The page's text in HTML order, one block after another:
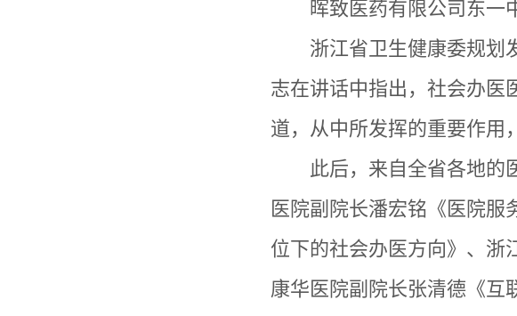
晖致医药有限公司东一
浙江省卫生健康委规划
志在讲话中指出，社会办医
道，从中所发挥的重要作用
此后，来自全省各地的
医院副院长潘宏铭《医院服
位下的社会办医方向》、浙
康华医院副院长张清德《互